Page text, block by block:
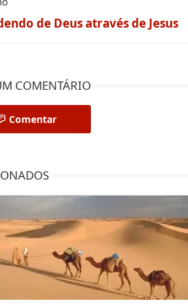
de Deus através de Jesus
COMENTÁRIO
Comentar